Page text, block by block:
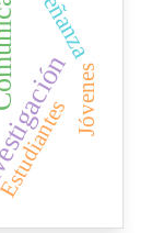
Jóvenes